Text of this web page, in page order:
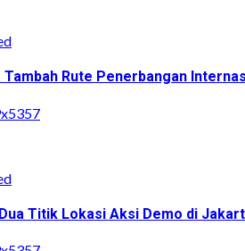
Tambah Rute Penerbangan
Titik Lokasi Aksi Demo di